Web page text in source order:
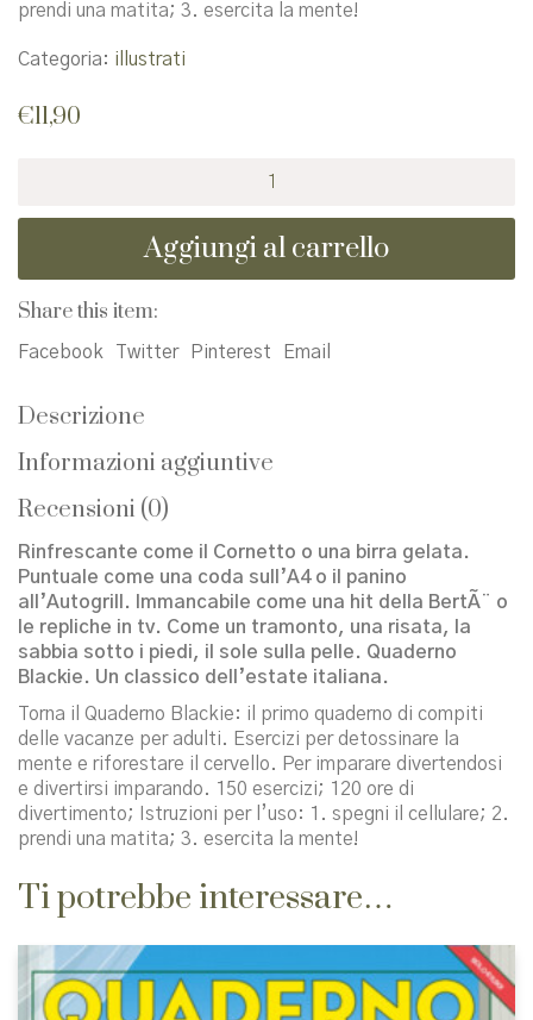
prendi una matita; 3. esercita la mente!
Categoria: illustrati
€11,90
compiti
adulti.
Vol.
Aggiungi al carrello
Share this item:
Facebook Twitter Pinterest Email
Descrizione
Informazioni aggiuntive
Recensioni (0)
Rinfrescante come il Cornetto o una birra gelata.
Puntuale come una coda sull’A4 o il panino
all’Autogrill. Immancabile come una hit della BertÃ¨ o
le repliche in tv. Come un tramonto, una risata, la
sabbia sotto i piedi, il sole sulla pelle. Quaderno
Blackie. Un classico dell’estate italiana.
Torna il Quaderno Blackie: il primo quaderno di compiti
delle vacanze per adulti. Esercizi per detossinare la
mente e riforestare il cervello. Per imparare divertendosi
e divertirsi imparando. 150 esercizi; 120 ore di
divertimento; Istruzioni per l’uso: 1. spegni il cellulare; 2.
prendi una matita; 3. esercita la mente!
Ti potrebbe interessare…